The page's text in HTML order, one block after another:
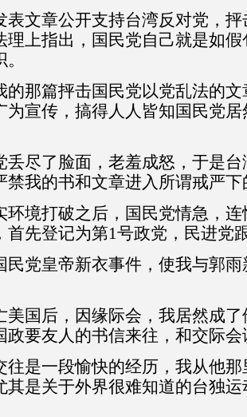
表文章公开支持台湾反对党，
理上指出，国民党自己就是如
的那篇抨击国民党以党乱法的
为宣传，搞得人人皆知国民党
丢尽了脸面，老羞成怒，于是
禁我的书和文章进入所谓戒严
环境打破之后，国民党情急，
首先登记为第1号政党，民进党
民党皇帝新衣事件，使我与郭
美国后，因缘际会，我居然成
政要友人的书信来往，和交际
往是一段愉快的经历，我从他
其是关于外界很难知道的台独